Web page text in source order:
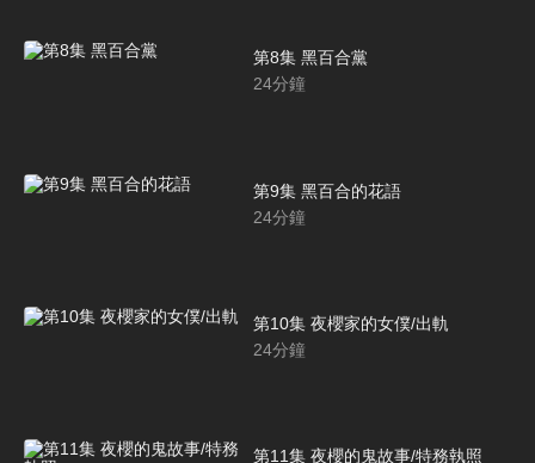
第8集 黑百合黨
24分鐘
第9集 黑百合的花語
24分鐘
第10集 夜櫻家的女僕/出軌
24分鐘
第11集 夜櫻的鬼故事/特務執照